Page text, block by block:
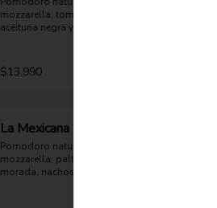
mozzarella, tomate, jamón,
aceituna negra y orégano.
$13.990
La Mexicana
Pomodoro natural, queso
mozzarella, palta, tomate, cebolla
morada, nachos y orégano.